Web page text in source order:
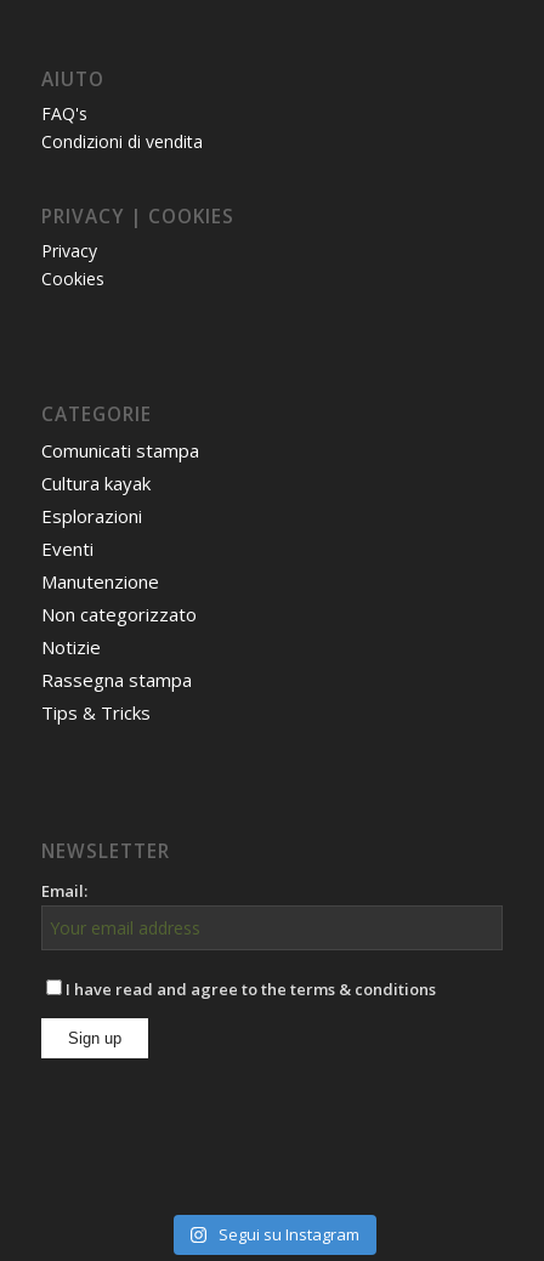
AIUTO
FAQ's
Condizioni di vendita
PRIVACY | COOKIES
Privacy
Cookies
CATEGORIE
Comunicati stampa
Cultura kayak
Esplorazioni
Eventi
Manutenzione
Non categorizzato
Notizie
Rassegna stampa
Tips & Tricks
NEWSLETTER
Email:
I have read and agree to the terms & conditions
Segui su Instagram